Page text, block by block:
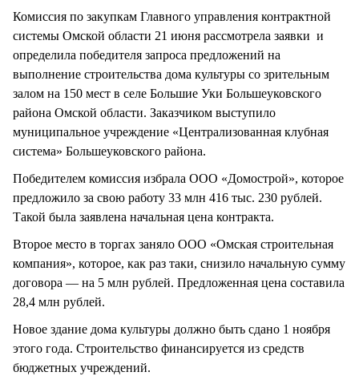
Комиссия по закупкам Главного управления контрактной
системы Омской области 21 июня рассмотрела заявки и
определила победителя запроса предложений на
выполнение строительства дома культуры со зрительным
залом на 150 мест в селе Большие Уки Большеуковского
района Омской области. Заказчиком выступило
муниципальное учреждение «Централизованная клубная
система» Большеуковского района.
Победителем комиссия избрала ООО «Домострой», которое
предложило за свою работу 33 млн 416 тыс. 230 рублей.
Такой была заявлена начальная цена контракта.
Второе место в торгах заняло ООО «Омская строительная
компания», которое, как раз таки, снизило начальную сумму
договора — на 5 млн рублей. Предложенная цена составила
28,4 млн рублей.
Новое здание дома культуры должно быть сдано 1 ноября
этого года. Строительство финансируется из средств
бюджетных учреждений.